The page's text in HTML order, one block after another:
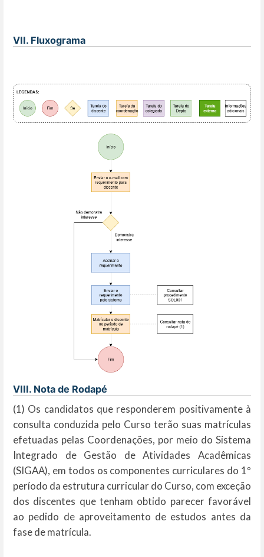
VII. Fluxograma
VIII. Nota de Rodapé
(1) Os candidatos que responderem positivamente à
consulta conduzida pelo Curso terão suas matrículas
efetuadas pelas Coordenações, por meio do Sistema
Integrado de Gestão de Atividades Acadêmicas
(SIGAA), em todos os componentes curriculares do 1º
período da estrutura curricular do Curso, com exceção
dos discentes que tenham obtido parecer favorável
ao pedido de aproveitamento de estudos antes da
fase de matrícula.